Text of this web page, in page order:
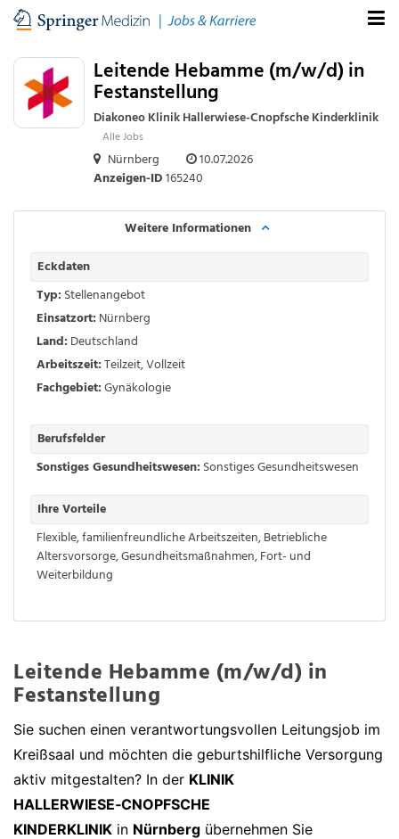
Leitende Hebamme (m/w/d) in
Festanstellung
Diakoneo Klinik Hallerwiese-Cnopfsche Kinderklinik
Alle Jobs
Nürnberg
10.07.2026
Anzeigen-ID165240
Weitere Informationen
Eckdaten
Typ: Stellenangebot
Einsatzort: Nürnberg
Land: Deutschland
Arbeitszeit:Teilzeit,Vollzeit
Fachgebiet:Gynäkologie
Berufsfelder
Sonstiges Gesundheitswesen: Sonstiges Gesundheitswesen
Ihre Vorteile
Flexible, familienfreundliche Arbeitszeiten,Betriebliche
Altersvorsorge,Gesundheitsmaßnahmen,Fort- und
Weiterbildung
Leitende Hebamme (m/w/d) in
Festanstellung
Sie suchen einen verantwortungsvollen Leitungsjob im
Kreißsaal und möchten die geburtshilfliche Versorgung
aktiv mitgestalten? In der KLINIK
HALLERWIESE‑CNOPFSCHE
KINDERKLINIK in Nürnberg übernehmen Sie